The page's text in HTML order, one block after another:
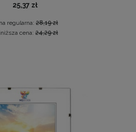
28,99 zł
DO KOSZYKA
25,37 zł
regularna: 28,19 zł
cena: 24,29 zł